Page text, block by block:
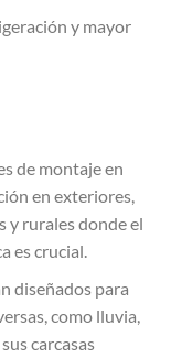
y mayor
de montaje en
en exteriores,
y rurales donde el
es crucial.
diseñados para
como lluvia,
carcasas